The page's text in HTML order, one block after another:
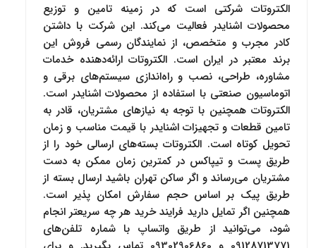
الکتروتات شرکتی است که در زمینه تامین و توزیع
محصولات اشنایدر فعالیت می‌کند. این شرکت با داشتن
کادر مجرب و متخصص، از نمایندگان رسمی فروش این
برند معتبر در ایران است. الکتروتات ارائه‌دهنده خدمات
مشاوره، طراحی، نصب و راه‌اندازی سیستم‌های برقی و
اتوماسیون صنعتی با استفاده از محصولات اشنایدر است.
الکتروتات همچنین با توجه به نیازهای مشتریان، قادر به
تامین قطعات و تجهیزات اشنایدر با قیمت مناسب و زمان
تحویل کوتاه است. الکتروتات بسته‌های ارسالی خود را از
طریق پست و تیپاکس در کمترین زمان ممکن به دست
مشتریان می‌رساند و اگر ساکن تهران باشید ارسال بسته از
طریق پیک بر اساس حجم سفارش امکان پذیر است.
همچنین اگر تمایل دارید فرایند خرید هر چه سریعتر انجام
شود، می‌توانید از طریق واتساپ با شماره‌ تلفن‌های